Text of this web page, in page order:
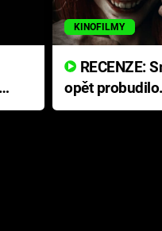
KINOFILMY
opět
přichází s